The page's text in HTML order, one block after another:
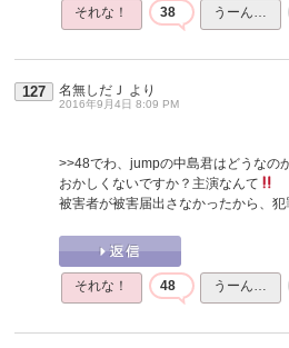
それな！ 38 うーん…
127 名無しだＪ より
2016年9月4日 8:09 PM
>>48でわ、jumpの中島君はどうなの
おかしくないですか？主演なんて
被害者が被害届出さなかったから、
それな！ 48 うーん…